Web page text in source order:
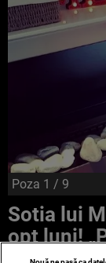
Poza 1 / 9
Sotia lui
opt luni!